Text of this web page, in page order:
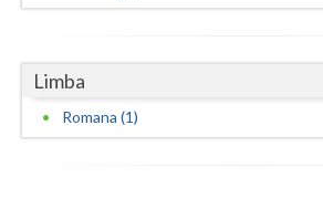
Sibiu
Suceava
Limba
Romana (1)